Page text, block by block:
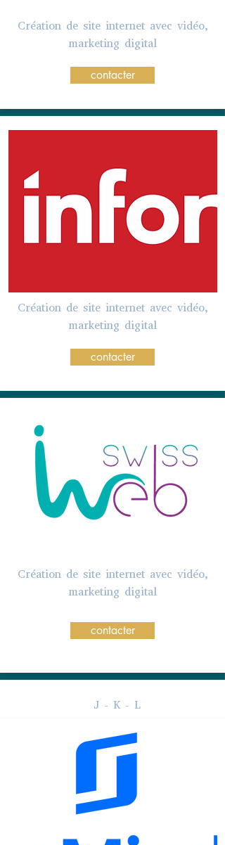
Création de site internet avec vidéo,
marketing digital
contacter
Création de site internet avec vidéo,
marketing digital
contacter
Création de site internet avec vidéo,
marketing digital
contacter
J - K - L